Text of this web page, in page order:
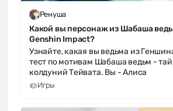
Ренуша
Какой вы персонаж из Шабаша
Genshin Impact?
Узнайте, какая вы ведьма из
тест по мотивам Шабаша ведьм -
колдуний Тейвата. Вы - Алиса
Игры